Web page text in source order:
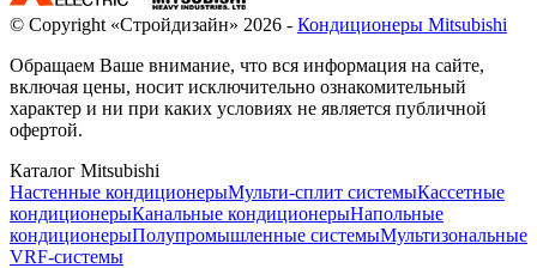
© Copyright «Стройдизайн» 2026 - Кондиционеры Mitsubishi
Обращаем Ваше внимание, что вся информация на сайте,
включая цены, носит исключительно ознакомительный
характер и ни при каких условиях не является публичной
офертой.
Каталог Mitsubishi
Настенные кондиционерыМульти-сплит системыКассетные
кондиционерыКанальные кондиционерыНапольные
кондиционерыПолупромышленные системыМультизональные
VRF-системы